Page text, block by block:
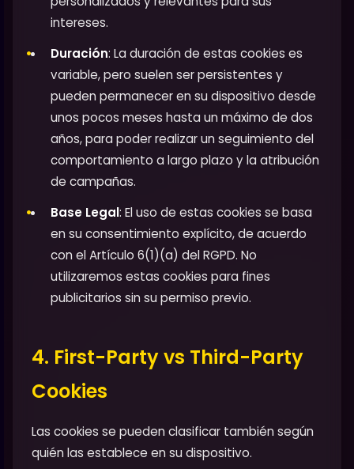
intereses.
Duración: La duración de estas cookies es
variable, pero suelen ser persistentes y
pueden permanecer en su dispositivo desde
unos pocos meses hasta un máximo de dos
años, para poder realizar un seguimiento del
comportamiento a largo plazo y la atribución
de campañas.
Base Legal: El uso de estas cookies se basa
en su consentimiento explícito, de acuerdo
con el Artículo 6(1)(a) del RGPD. No
utilizaremos estas cookies para fines
publicitarios sin su permiso previo.
4. First-Party vs Third-Party
Cookies
Las cookies se pueden clasificar también según
quién las establece en su dispositivo.